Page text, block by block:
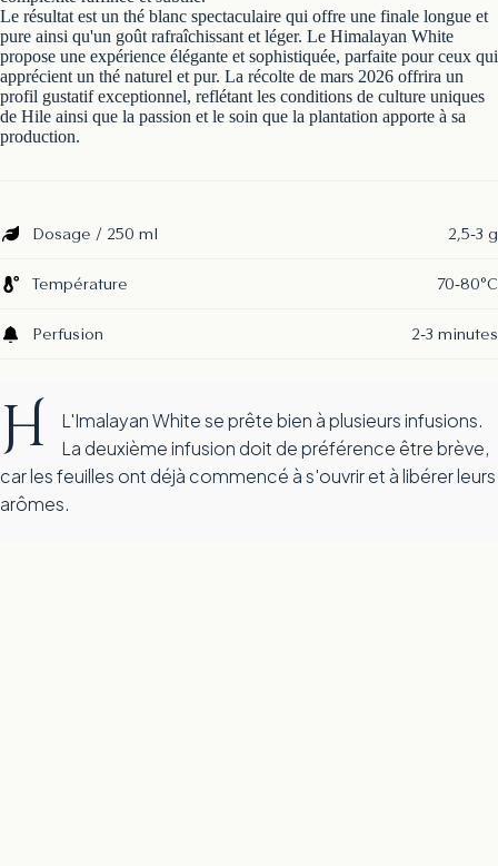
Le résultat est un thé blanc spectaculaire qui offre une finale longue et
pure ainsi qu'un goût rafraîchissant et léger. Le Himalayan White
propose une expérience élégante et sophistiquée, parfaite pour ceux qui
apprécient un thé naturel et pur. La récolte de mars 2026 offrira un
profil gustatif exceptionnel, reflétant les conditions de culture uniques
de Hile ainsi que la passion et le soin que la plantation apporte à sa
production.
Dosage / 250 ml 2,5-3 g
Température 70-80°C
Perfusion 2-3 minutes
H
L'Imalayan White se prête bien à plusieurs infusions.
La deuxième infusion doit de préférence être brève,
car les feuilles ont déjà commencé à s'ouvrir et à libérer leurs
arômes.